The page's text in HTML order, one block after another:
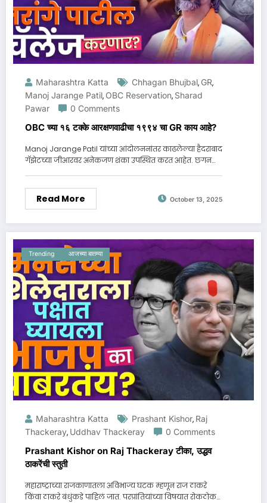
Maharashtra Katta Chhagan Bhujbal, GR,
Manoj Jarange Patil, OBC Reservation, Sharad
Pawar
0 Comments
OBC च्या १६ टक्के आरक्षणवाढीचा १९९४ चा GR काय आहे?
Manoj Jarange Patil यांच्या आंदोलननांतर काढलेल्या हैदराबाद
गॅझेटच्या जीआरवर अनेकजण शंका उपस्थित करत आहेत. छगन…
Read More October 13, 2025
Trending आजच्या बातम्या
Maharashtra Katta Prashant Kishor, Raj
Thackeray, Uddhav Thackeray 0 Comments
Prashant Kishor on Raj Thackeray टीका, उद्धव
ठाकरेंची स्तुती
महाराष्ट्राच्या राजकाणातला अविभाज्य घटक म्हणून राज ठाकरे
किंवा ठाकरे बंधुंकडे पाहिलं जात. परप्रांतियांच्या विषयात रोकठोक…